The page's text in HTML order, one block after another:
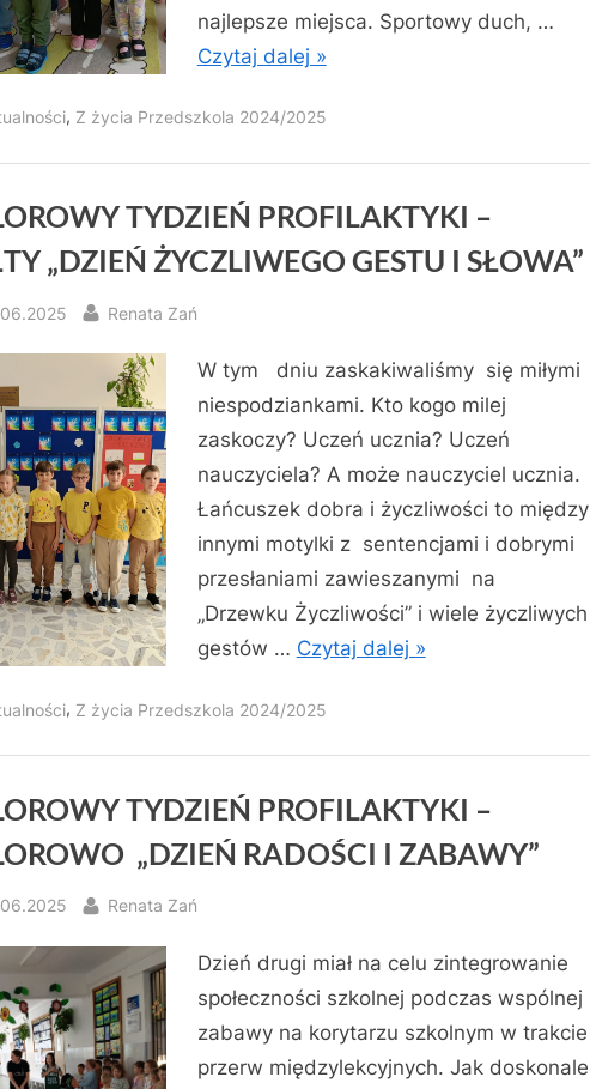
najlepsze miejsca. Sportowy duch, …
Czytaj dalej »
, Z życia Przedszkola 2024/2025
TYDZIEŃ PROFILAKTYKI –
„DZIEŃ ŻYCZLIWEGO GESTU I SŁOWA”
By
Renata Zań
W tym dniu zaskakiwaliśmy się miłymi
niespodziankami. Kto kogo milej
zaskoczy? Uczeń ucznia? Uczeń
nauczyciela? A może nauczyciel ucznia.
Łańcuszek dobra i życzliwości to między
innymi motylki z sentencjami i dobrymi
przesłaniami zawieszanymi na
„Drzewku Życzliwości” i wiele życzliwych
gestów … Czytaj dalej »
, Z życia Przedszkola 2024/2025
TYDZIEŃ PROFILAKTYKI –
„DZIEŃ RADOŚCI I ZABAWY”
By
Renata Zań
Dzień drugi miał na celu zintegrowanie
społeczności szkolnej podczas wspólnej
zabawy na korytarzu szkolnym w trakcie
przerw międzylekcyjnych. Jak doskonale